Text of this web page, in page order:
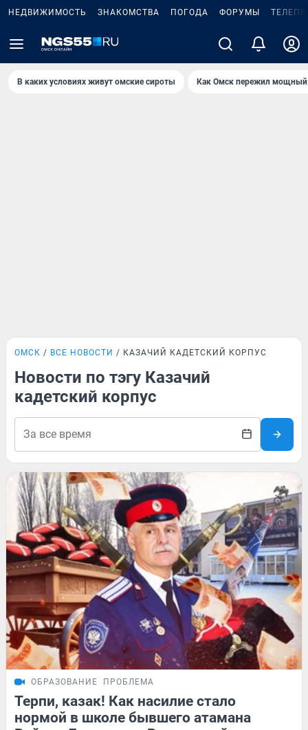
НЕДВИЖИМОСТЬ ЗНАКОМСТВА ПОГОДА ФОРУМЫ
В каких условиях живут омские сироты Как Омск пережил мощный
ОМСК ВСЕ НОВОСТИ КАЗАЧИЙ КАДЕТСКИЙ КОРПУС
Новости по тэгу Казачий
кадетский корпус
ОБРАЗОВАНИЕ ПРОБЛЕМА
Терпи, казак! Как насилие стало
нормой в школе бывшего атамана